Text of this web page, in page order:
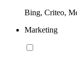
Bing, Criteo,
Marketing